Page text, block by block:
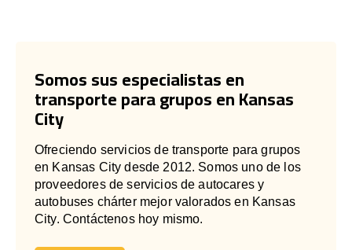
Somos sus especialistas en
transporte para grupos en Kansas
City
Ofreciendo servicios de transporte para grupos
en Kansas City desde 2012. Somos uno de los
proveedores de servicios de autocares y
autobuses chárter mejor valorados en Kansas
City. Contáctenos hoy mismo.